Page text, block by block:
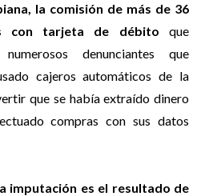
la comisión de más de 36
con tarjeta de débito que
denunciantes que
cajeros automáticos de la
que se había extraído dinero
compras con sus datos
imputación es el resultado de